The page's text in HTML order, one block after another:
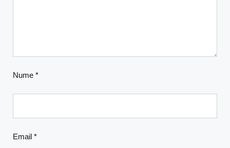
Nume *
Email *